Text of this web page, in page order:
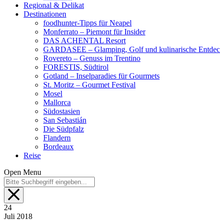
Regional & Delikat
Destinationen
foodhunter-Tipps für Neapel
Monferrato – Piemont für Insider
DAS ACHENTAL Resort
GARDASEE – Glamping, Golf und kulinarische
Rovereto – Genuss im Trentino
FORESTIS, Südtirol
Gotland – Inselparadies für Gourmets
St. Moritz – Gourmet Festival
Mosel
Mallorca
Südostasien
San Sebastián
Die Südpfalz
Flandern
Bordeaux
Reise
Open Menu
24
Juli 2018